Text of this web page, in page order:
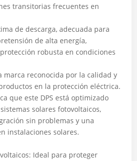
transitorias frecuentes en
de descarga, adecuada para
de alta energía,
robusta en condiciones
marca reconocida por la calidad y
en la protección eléctrica.
que este DPS está optimizado
solares fotovoltaicos,
sin problemas y una
instalaciones solares.
Ideal para proteger